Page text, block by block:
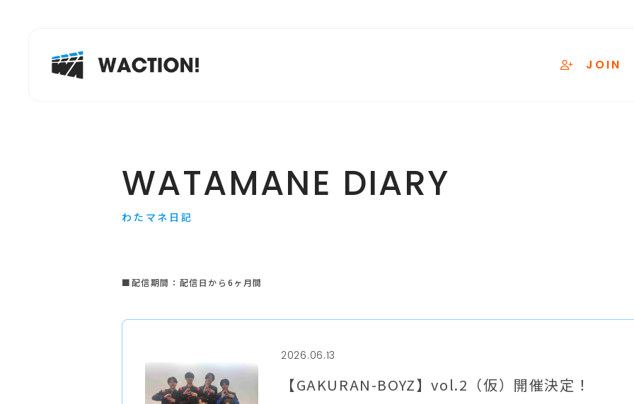
JOIN
WATAMANE DIARY
わたマネ日記
■配信期間：配信日から6ヶ月間
2026.06.13
【GAKURAN-BOYZ】vol.2（仮）開催決定！